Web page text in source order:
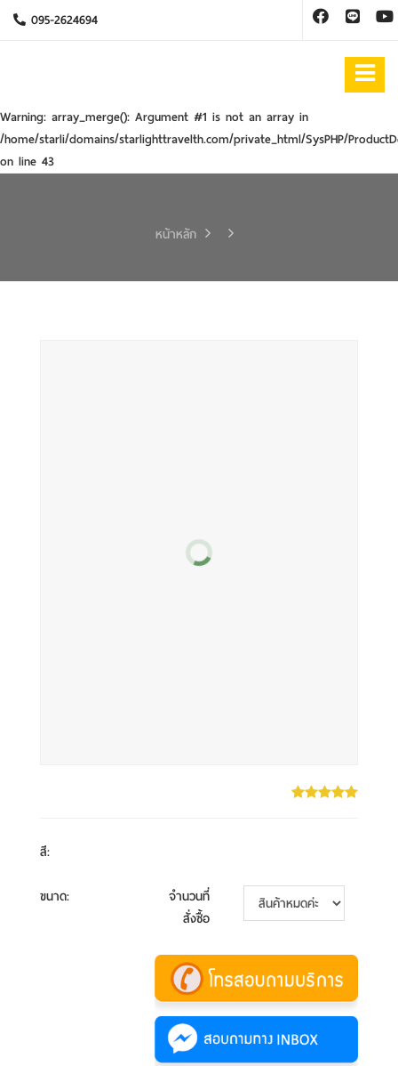
095-2624694
Warning: array_merge(): Argument #1 is not an array in
/home/starli/domains/starlighttravelth.com/private_html/SysPHP/
on line 43
หน้าหลัก
สี:
ขนาด:
จำนวนที่
สั่งซื้อ